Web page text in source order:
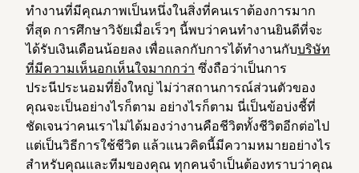
ทำงานที่มีคุณภาพเป็นหนึ่งในสิ่งที่คนเราต้องการมาก
ที่สุด การศึกษาวิจัยเมื่อเร็วๆ นี้พบว่าคนทำงานยินดีที่จะ
ได้รับเงินเดือนน้อยลง เพื่อแลกกับการได้ทำงานกับบริษัท
ที่มีความเห็นอกเห็นใจมากกว่า ซึ่งถือว่าเป็นการ
ประนีประนอมที่ยิ่งใหญ่ ไม่ว่าสถานการณ์ส่วนตัวของ
คุณจะเป็นอย่างไรก็ตาม อย่างไรก็ตาม นี่เป็นข้อบ่งชี้ที่
ชัดเจนว่าคนเราไม่ได้มองว่างานคือชีวิตทั้งชีวิตอีกต่อไป
แต่เป็นวิธีการใช้ชีวิต แล้วแนวคิดนี้มีความหมายอย่างไร
สำหรับคุณและทีมของคุณ ทุกคนจำเป็นต้องทราบว่าคุณ